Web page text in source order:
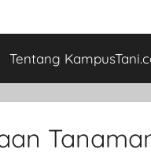
Tentang